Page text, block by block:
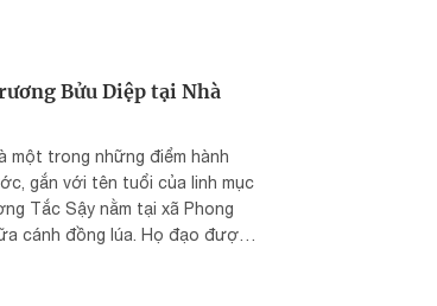
Bửu Diệp tại Nhà
một trong những điểm hành
gắn với tên tuổi của linh mục
Tắc Sậy nằm tại xã Phong
cánh đồng lúa. Họ đạo được